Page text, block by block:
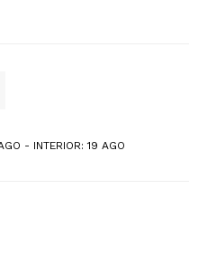
- INTERIOR: 19 AGO